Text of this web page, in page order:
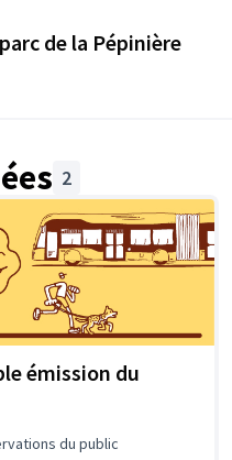
de la Pépinière
2
émission du
du public